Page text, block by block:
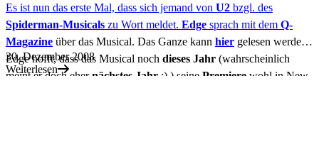
Es ist nun das erste Mal, dass sich jemand von U2 bzgl. des
Spiderman-Musicals zu Wort meldet. Edge sprach mit dem Q-
Magazine über das Musical. Das Ganze kann hier gelesen werden.
Edge hofft, dass das Musical noch dieses Jahr (wahrscheinlich
meint er doch ehernächstes Jahr ;) ) seine Premiere wohl in New
30. Dezember 2008
Weiterlesen